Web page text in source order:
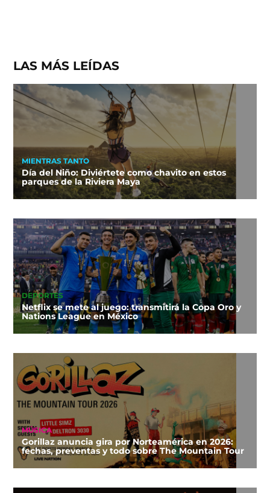
LAS MÁS LEÍDAS
MIENTRAS TANTO
Día del Niño: Diviértete como chavito en estos
parques de la Riviera Maya
DEPORTES
Netflix se mete al juego: transmitirá la Copa Oro y
Nations League en México
MÚSICA
Gorillaz anuncia gira por Norteamérica en 2026:
fechas, preventas y todo sobre The Mountain Tour